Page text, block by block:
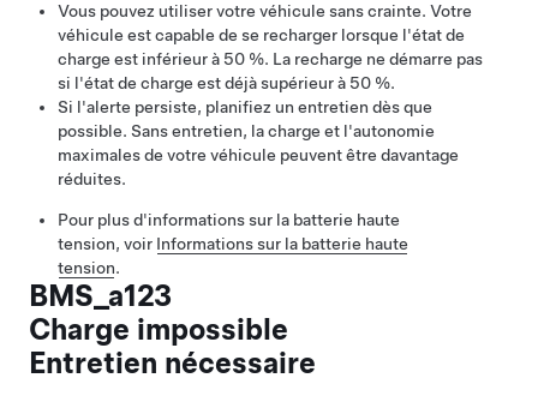
Vous pouvez utiliser votre véhicule sans crainte. Votre
véhicule est capable de se recharger lorsque l'état de
charge est inférieur à 50 %. La recharge ne démarre pas
si l'état de charge est déjà supérieur à 50 %.
Si l'alerte persiste, planifiez un entretien dès que
possible. Sans entretien, la charge et l'autonomie
maximales de votre véhicule peuvent être davantage
réduites.
Pour plus d'informations sur la batterie haute
tension, voir Informations sur la batterie haute
tension.
BMS_a123
Charge impossible
Entretien nécessaire